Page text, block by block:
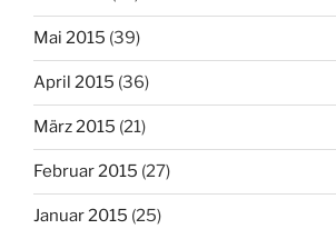
Mai 2015 (39)
April 2015 (36)
März 2015 (21)
Februar 2015 (27)
Januar 2015 (25)